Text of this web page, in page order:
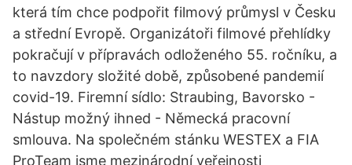
která tím chce podpořit filmový průmysl v Česku
a střední Evropě. Organizátoři filmové přehlídky
pokračují v přípravách odloženého 55. ročníku, a
to navzdory složité době, způsobené pandemií
covid-19. Firemní sídlo: Straubing, Bavorsko -
Nástup možný ihned - Německá pracovní
smlouva. Na společném stánku WESTEX a FIA
ProTeam jsme mezinárodní veřejnosti